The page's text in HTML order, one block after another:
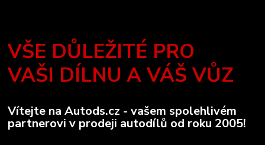
VŠE DŮLEŽITÉ PRO
VAŠI DÍLNU A VÁŠ VŮZ
Vítejte na Autods.cz - vašem spolehlivém
partnerovi v prodeji autodílů od roku 2005!